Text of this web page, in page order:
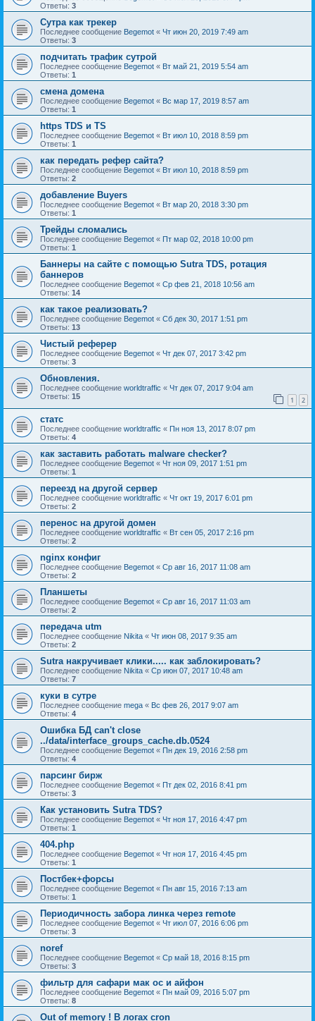
Ответы: 3
Сутра как трекер
Последнее сообщение Begemot « Чт июн 20, 2019 7:49 am
Ответы: 3
подчитать трафик сутрой
Последнее сообщение Begemot « Вт май 21, 2019 5:54 am
Ответы: 1
смена домена
Последнее сообщение Begemot « Вс мар 17, 2019 8:57 am
Ответы: 1
https TDS и TS
Последнее сообщение Begemot « Вт июл 10, 2018 8:59 pm
Ответы: 1
как передать рефер сайта?
Последнее сообщение Begemot « Вт июл 10, 2018 8:59 pm
Ответы: 2
добавление Buyers
Последнее сообщение Begemot « Вт мар 20, 2018 3:30 pm
Ответы: 1
Трейды сломались
Последнее сообщение Begemot « Пт мар 02, 2018 10:00 pm
Ответы: 1
Баннеры на сайте с помощью Sutra TDS, ротация
баннеров
Последнее сообщение Begemot « Ср фев 21, 2018 10:56 am
Ответы: 14
как такое реализовать?
Последнее сообщение Begemot « Сб дек 30, 2017 1:51 pm
Ответы: 13
Чистый реферер
Последнее сообщение Begemot « Чт дек 07, 2017 3:42 pm
Ответы: 3
Обновления.
Последнее сообщение worldtraffic « Чт дек 07, 2017 9:04 am
Ответы: 15 1 2
статс
Последнее сообщение worldtraffic « Пн ноя 13, 2017 8:07 pm
Ответы: 4
как заставить работать malware checker?
Последнее сообщение Begemot « Чт ноя 09, 2017 1:51 pm
Ответы: 1
переезд на другой сервер
Последнее сообщение worldtraffic « Чт окт 19, 2017 6:01 pm
Ответы: 2
перенос на другой домен
Последнее сообщение worldtraffic « Вт сен 05, 2017 2:16 pm
Ответы: 2
nginx конфиг
Последнее сообщение Begemot « Ср авг 16, 2017 11:08 am
Ответы: 2
Планшеты
Последнее сообщение Begemot « Ср авг 16, 2017 11:03 am
Ответы: 2
передача utm
Последнее сообщение Nikita « Чт июн 08, 2017 9:35 am
Ответы: 2
Sutra накручивает клики..... как заблокировать?
Последнее сообщение Nikita « Ср июн 07, 2017 10:48 am
Ответы: 7
куки в сутре
Последнее сообщение mega « Вс фев 26, 2017 9:07 am
Ответы: 4
Ошибка БД can't close
../data/interface_groups_cache.db.0524
Последнее сообщение Begemot « Пн дек 19, 2016 2:58 pm
Ответы: 4
парсинг бирж
Последнее сообщение Begemot « Пт дек 02, 2016 8:41 pm
Ответы: 3
Как установить Sutra TDS?
Последнее сообщение Begemot « Чт ноя 17, 2016 4:47 pm
Ответы: 1
404.php
Последнее сообщение Begemot « Чт ноя 17, 2016 4:45 pm
Ответы: 1
Постбек+форсы
Последнее сообщение Begemot « Пн авг 15, 2016 7:13 am
Ответы: 1
Периодичность забора линка через remote
Последнее сообщение Begemot « Чт июл 07, 2016 6:06 pm
Ответы: 3
noref
Последнее сообщение Begemot « Ср май 18, 2016 8:15 pm
Ответы: 3
фильтр для сафари мак ос и айфон
Последнее сообщение Begemot « Пн май 09, 2016 5:07 pm
Ответы: 8
Out of memory ! В логах cron